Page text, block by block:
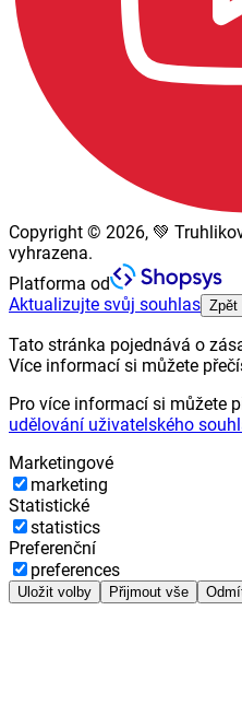
Copyright © 2026, 💚
vyhrazena.
Platforma od
Aktualizujte svůj souhlas Zpět
Tato stránka pojednává o
Více informací si můžete
Pro více informací si můžete
udělování uživatelského
Marketingové
marketing
Statistické
statistics
Preferenční
preferences
Uložit volby Přijmout vše